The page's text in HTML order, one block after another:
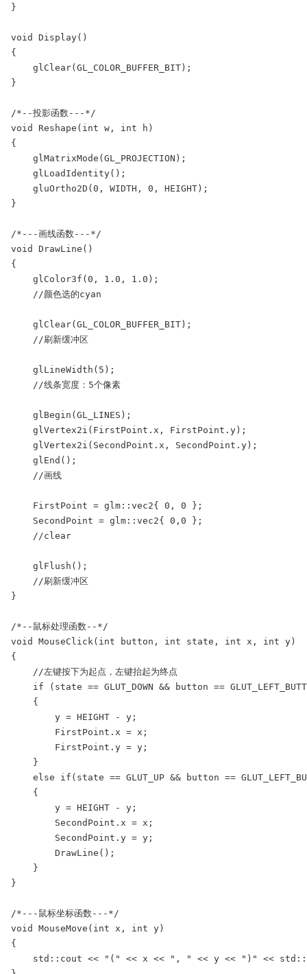
}
void Display()
{
    glClear(GL_COLOR_BUFFER_BIT);
}
/*--投影函数---*/
void Reshape(int w, int h)
{
    glMatrixMode(GL_PROJECTION);
    glLoadIdentity();
    gluOrtho2D(0, WIDTH, 0, HEIGHT);
}
/*---画线函数---*/
void DrawLine()
{
    glColor3f(0, 1.0, 1.0);
    //颜色选的cyan
    glClear(GL_COLOR_BUFFER_BIT);
    //刷新缓冲区
    glLineWidth(5);
    //线条宽度：5个像素
    glBegin(GL_LINES);
    glVertex2i(FirstPoint.x, FirstPoint.y);
    glVertex2i(SecondPoint.x, SecondPoint.y);
    glEnd();
    //画线
    FirstPoint = glm::vec2{ 0, 0 };
    SecondPoint = glm::vec2{ 0,0 };
    //clear
    glFlush();
    //刷新缓冲区
}
/*--鼠标处理函数--*/
void MouseClick(int button, int state, int x, int y)
{
    //左键按下为起点，左键抬起为终点
if (state == GLUT_DOWN && button ==
    {
        y = HEIGHT - y;
        FirstPoint.x = x;
        FirstPoint.y = y;
    }
else if(state == GLUT_UP && button ==
    {
        y = HEIGHT - y;
        SecondPoint.x = x;
        SecondPoint.y = y;
        DrawLine();
    }
}
/*---鼠标坐标函数---*/
void MouseMove(int x, int y)
{
std::cout << "(" << x << ", " << y << ")" <<